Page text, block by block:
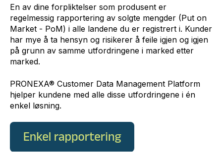
En av dine forpliktelser som produsent er
regelmessig rapportering av solgte mengder (Put on
Market - PoM) i alle landene du er registrert i. Kunder
har mye å ta hensyn og risikerer å feile igjen og igjen
på grunn av samme utfordringene i marked etter
marked.
PRONEXA® Customer Data Management Platform
hjelper kundene med alle disse utfordringene i én
enkel løsning.